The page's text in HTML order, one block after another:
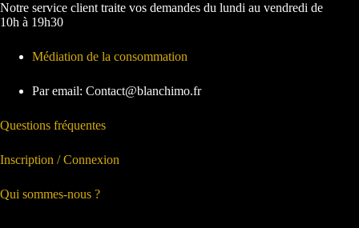
Notre service client traite vos demandes du lundi au vendredi de
10h à 19h30
Médiation de la consommation
Par email: Contact@blanchimo.fr
Questions fréquentes
Inscription / Connexion
Qui sommes-nous ?